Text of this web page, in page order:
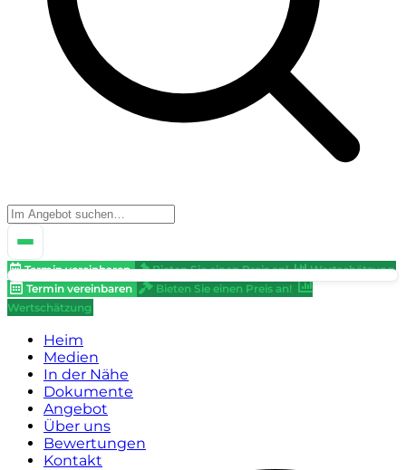
Termin vereinbaren Bieten Sie einen Preis an!
Wertschätzung
Termin vereinbaren
Bieten Sie einen Preis an!
Wertschätzung
Heim
Medien
In der Nähe
Dokumente
Angebot
Über uns
Bewertungen
Kontakt